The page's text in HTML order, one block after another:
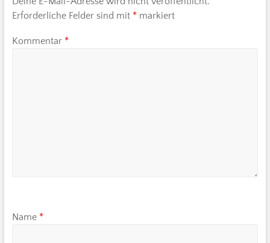
Erforderliche Felder sind mit * markiert
Kommentar *
Name *